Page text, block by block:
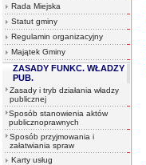
Rada Miejska
Statut gminy
Regulamin organizacyjny
Majątek Gminy
ZASADY FUNKC. WŁADZY
PUB.
Zasady i tryb działania władzy
publicznej
Sposób stanowienia aktów
publicznoprawnych
Sposób przyjmowania i
załatwiania spraw
Karty usług